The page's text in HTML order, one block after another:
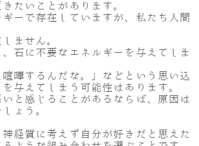
たいことがあります。
ーで存在していますが、私たち人間
ません。
石に不要なエネルギーを与えてしま
嘩するんだな。」などという思い込
与えてしまう可能性はあります。
と感じることがあるならば、原因は
ょう。
経質に考えず自分が好きだと思えた